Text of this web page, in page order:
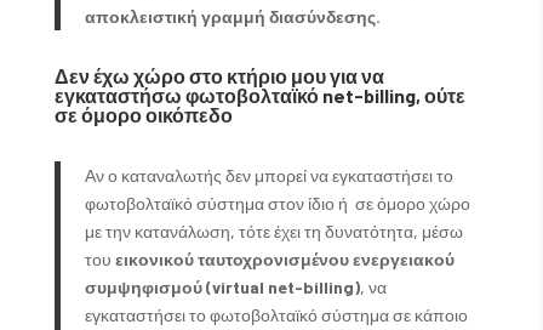
αποκλειστική γραμμή διασύνδεσης.
Δεν έχω χώρο στο κτήριο μου για να
εγκαταστήσω φωτοβολταϊκό net-billing, ούτε
σε όμορο οικόπεδο
Αν ο καταναλωτής δεν μπορεί να εγκαταστήσει το
φωτοβολταϊκό σύστημα στον ίδιο ή σε όμορο χώρο
με την κατανάλωση, τότε έχει τη δυνατότητα, μέσω
του εικονικού ταυτοχρονισμένου ενεργειακού
συμψηφισμού (virtual net-billing), να
εγκαταστήσει το φωτοβολταϊκό σύστημα σε κάποιο